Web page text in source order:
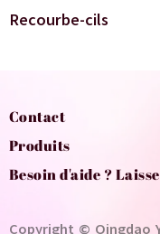
Recourbe-cils
Contact
Produits
Besoin d'aide ?
Copyright © Qingdao